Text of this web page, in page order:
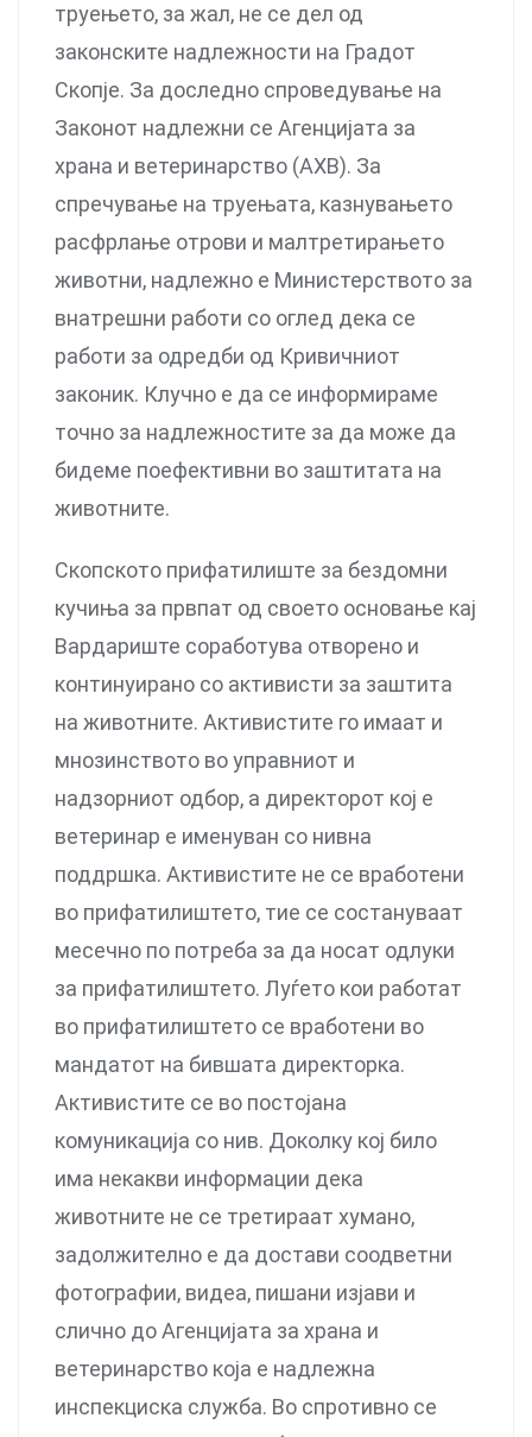
труењето, за жал, не се дел од
законските надлежности на Градот
Скопје. За доследно спроведување на
Законот надлежни се Агенцијата за
храна и ветеринарство (АХВ). За
спречување на труењата, казнувањето
расфрлање отрови и малтретирањето
животни, надлежно е Министерството за
внатрешни работи со оглед дека се
работи за одредби од Кривичниот
законик. Клучно е да се информираме
точно за надлежностите за да може да
бидеме поефективни во заштитата на
животните.
Скопското прифатилиште за бездомни
кучиња за првпат од своето основање кај
Вардариште соработува отворено и
континуирано со активисти за заштита
на животните. Активистите го имаат и
мнозинството во управниот и
надзорниот одбор, а директорот кој е
ветеринар е именуван со нивна
поддршка. Активистите не се вработени
во прифатилиштето, тие се состануваат
месечно по потреба за да носат одлуки
за прифатилиштето. Луѓето кои работат
во прифатилиштето се вработени во
мандатот на бившата директорка.
Активистите се во постојана
комуникација со нив. Доколку кој било
има некакви информации дека
животните не се третираат хумано,
задолжително е да достави соодветни
фотографии, видеа, пишани изјави и
слично до Агенцијата за храна и
ветеринарство која е надлежна
инспекциска служба. Во спротивно се